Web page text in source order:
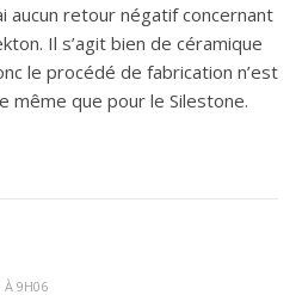
aucun retour négatif concernant
Il s’agit bien de céramique
le procédé de fabrication n’est
même que pour le Silestone.
À 9H06